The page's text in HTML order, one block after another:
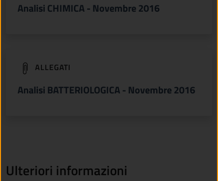
Analisi CHIMICA - Novembre 2016
ALLEGATI
Analisi BATTERIOLOGICA - Novembre 2016
(apre in un'altra scheda).
Ulteriori informazioni